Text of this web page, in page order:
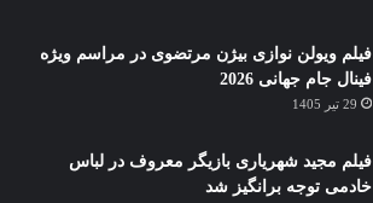
فیلم ویولن نوازی بیژن مرتضوی در مراسم ویژه
فینال جام جهانی 2026
29 تیر 1405
فیلم مجید شهریاری بازیگر معروف در لباس
خادمی توجه برانگیز شد